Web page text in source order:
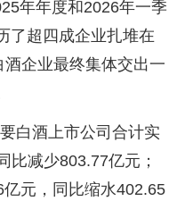
年年度和2026年一季
了超四成企业扎堆在
企业最终集体交出一
白酒上市公司合计实
比减少803.77亿元；
元，同比缩水402.65